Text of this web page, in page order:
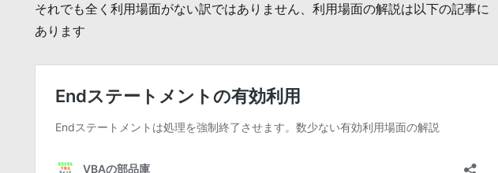
それでも全く利用場面がない訳ではありません、利用場面の解説は以下の記事に
あります